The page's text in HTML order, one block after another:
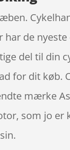
de nyeste
del til din
for dit køb.
mærke
som jo er